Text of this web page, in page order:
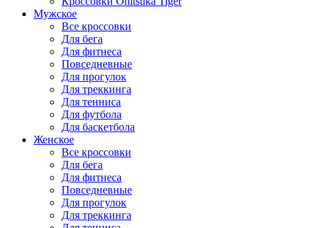
Мужское
Все кроссовки
Для бега
Для фитнеса
Повседневные
Для прогулок
Для треккинга
Для тенниса
Для футбола
Для баскетбола
Женское
Все кроссовки
Для бега
Для фитнеса
Повседневные
Для прогулок
Для треккинга